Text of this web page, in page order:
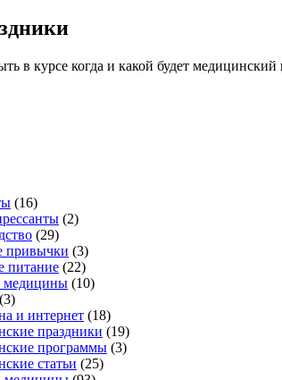
в курсе когда и какой будет
(16)
(2)
(29)
привычки (3)
питание (22)
медицины (10)
(3)
и интернет (18)
праздники (19)
программы (3)
статьи (25)